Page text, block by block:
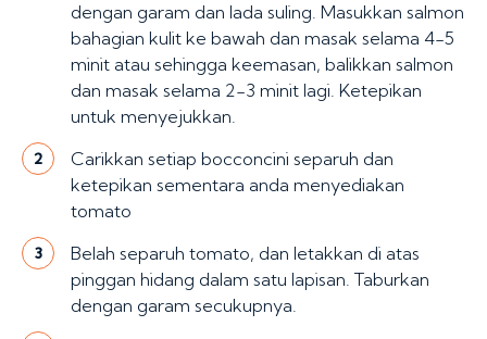
dengan garam dan lada suling. Masukkan salmon
bahagian kulit ke bawah dan masak selama 4-5
minit atau sehingga keemasan, balikkan salmon
dan masak selama 2-3 minit lagi. Ketepikan
untuk menyejukkan.
2
Carikkan setiap bocconcini separuh dan
ketepikan sementara anda menyediakan
tomato
3
Belah separuh tomato, dan letakkan di atas
pinggan hidang dalam satu lapisan. Taburkan
dengan garam secukupnya.